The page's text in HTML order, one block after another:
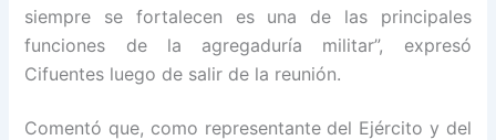
siempre se fortalecen es una de las principales
funciones de la agregaduría militar”, expresó
Cifuentes luego de salir de la reunión.
Comentó que, como representante del Ejército y del